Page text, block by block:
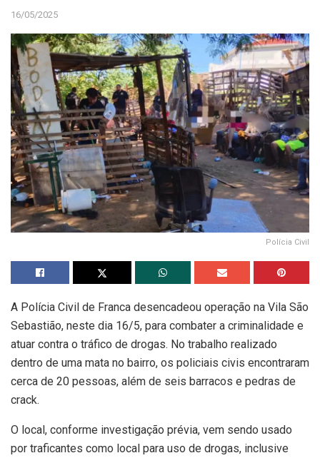
16/05/2025
Polícia Civil
A Polícia Civil de Franca desencadeou operação na Vila São
Sebastião, neste dia 16/5, para combater a criminalidade e
atuar contra o tráfico de drogas. No trabalho realizado
dentro de uma mata no bairro, os policiais civis encontraram
cerca de 20 pessoas, além de seis barracos e pedras de
crack.
O local, conforme investigação prévia, vem sendo usado
por traficantes como local para uso de drogas, inclusive